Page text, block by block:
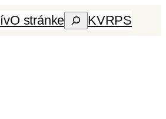
O stránkeHľadaťKVRPS